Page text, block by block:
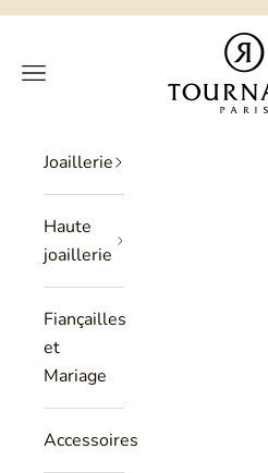
Passer au contenu
Philippe
Menu
Joaillerie
Haute
joaillerie
Fiançailles
et
Mariage
Accessoires